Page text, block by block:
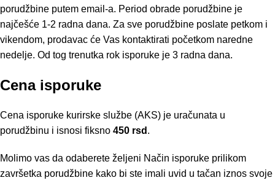
porudžbine putem email-a. Period obrade porudžbine je
najčešće 1-2 radna dana. Za sve porudžbine poslate petkom i
vikendom, prodavac će Vas kontaktirati početkom naredne
nedelje. Od tog trenutka rok isporuke je 3 radna dana.
Cena isporuke
Cena isporuke kurirske službe (AKS) je uračunata u
porudžbinu i isnosi fiksno 450 rsd .
Molimo vas da odaberete željeni Način isporuke prilikom
završetka porudžbine kako bi ste imali uvid u tačan iznos svoje